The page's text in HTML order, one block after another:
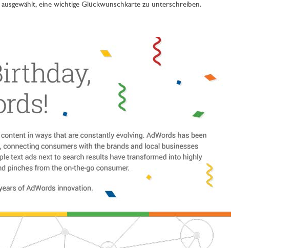
eine wichtige Glückwunschkarte zu unterschreiben.